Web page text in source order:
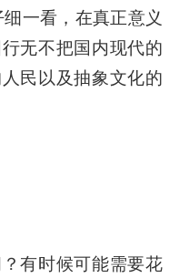
一看，在真正意义
无不把国内现代的
民以及抽象文化的
有时候可能需要花